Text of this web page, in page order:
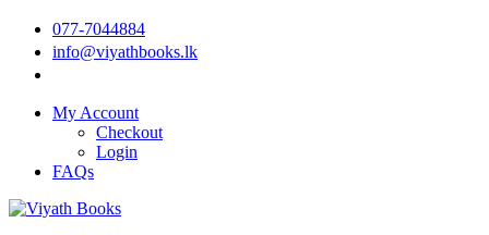
077-7044884
info@viyathbooks.lk
My Account
Checkout
Login
FAQs